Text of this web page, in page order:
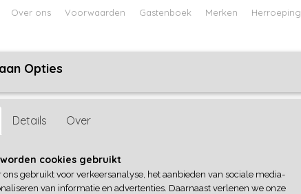
Over ons Voorwaarden Gastenboek Merken Herroeping
JONGENS BABY
Way Monday
(inclusief btw 21%)
Opties
Details Over
cookies gebruikt
ons gebruikt voor verkeersanalyse, het aanbieden van sociale media-
van informatie en advertenties. Daarnaast verlenen we onze